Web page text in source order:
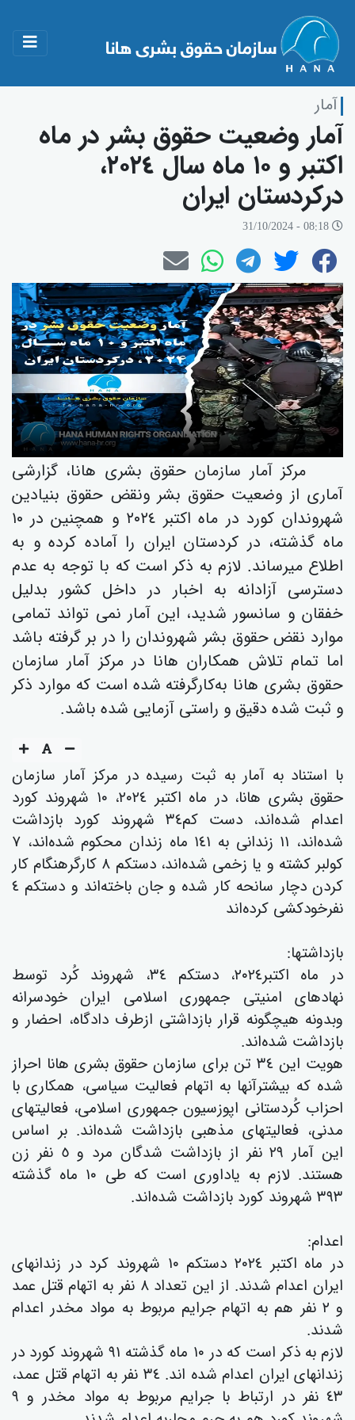
آمار
آمار وضعیت حقوق بشر در ماە
اکتبر و ١٠ ماە سال ٢٠٢٤،
درکردستان ایران
مركز آمار سازمان حقوق بشری هانا، گزارشی
آماری از وضعیت حقوق بشر ونقض حقوق بنیادین
شهروندان کورد در ماە اکتبر ٢٠٢٤ و همچنین در ١٠
ماە گذشتە، در کردستان ایران را آمادە کردە و بە
اطلاع میرساند. لازم بە ذکر است کە با توجە بە عدم
دسترسی آزادانە بە اخبار در داخل کشور بدلیل
خفقان و سانسور شدید، این آمار نمی تواند تمامی
موارد نقض حقوق بشر شهروندان را در بر گرفتە باشد
اما تمام تلاش همکاران هانا در مرکز آمار سازمان
حقوق بشری هانا بەکارگرفتە شدە است کە موارد ذکر
و ثبت شدە دقیق و راستی آزمایی شدە باشد.
با استناد به آمار به ثبت رسیده در مرکز آمار سازمان
حقوق بشری هانا، در ماە اکتبر ٢٠٢٤، ١٠ شهروند کورد
اعدام شدەاند، دست کم٣٤ شهروند کورد بازداشت
شدەاند، ١١ زندانی بە ١٤١ ماە زندان محکوم شدەاند، ٧
کولبر کشتە و یا زخمی شدەاند، دستکم ٨ کارگرهنگام کار
کردن دچار سانحە کار شدە و جان باختەاند و دستکم ٤
نفرخودکشی کردەاند
بازداشتها:
در ماە اکتبر٢٠٢٤، دستکم ٣٤، شهروند کُرد توسط
نهادهای امنیتی جمهوری اسلامی ایران خودسرانە
وبدونە هیچگونە قرار بازداشتی ازطرف دادگاە، احضار و
بازداشت شده‌اند.
هویت این ٣٤ تن برای سازمان حقوق بشری هانا احراز
شده که بیشترآنها به اتهام فعالیت سیاسی، همکاری با
احزاب کُردستانی اپوزسیون جمهوری اسلامی، فعالیتهای
مدنی، فعالیتهای مذهبی بازداشت شده‌اند. بر اساس
این آمار ٢٩ نفر از بازداشت شدگان مرد و ٥ نفر زن
هستند. لازم بە یاداوری است کە طی ١٠ ماە گذشتە
٣٩٣ شهروند کورد بازداشت شدەاند.
اعدام:
در ماە اکتبر ٢٠٢٤ دستکم ١٠ شهروند کرد در زندانهای
ایران اعدام شدند. از این تعداد ٨ نفر بە اتهام قتل عمد
و ٢ نفر هم بە اتهام جرایم مربوط بە مواد مخدر اعدام
شدند.
لازم بە ذکر است کە در ١٠ ماە گذشتە ٩١ شهروند کورد در
زندانهای ایران اعدام شدە اند. ٣٤ نفر بە اتهام قتل عمد،
٤٣ نفر در ارتباط با جرایم مربوط بە مواد مخدر و ٩